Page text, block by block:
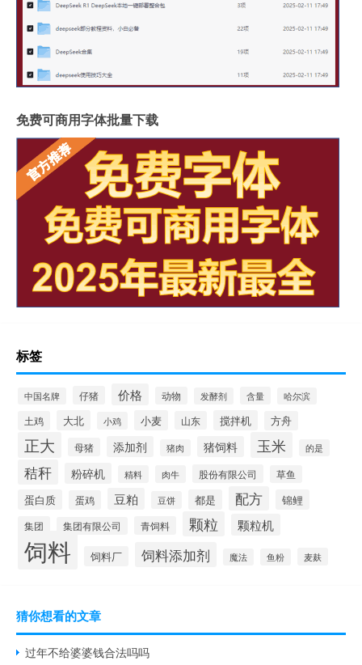
免费可商用字体批量下载
标签
中国名牌 仔猪 价格 动物 发酵剂 含量 哈尔滨
土鸡 大北 小鸡 小麦 山东 搅拌机 方舟
正大 母猪 添加剂 猪肉 猪饲料 玉米 的是
秸秆 粉碎机 精料 肉牛 股份有限公司 草鱼
蛋白质 蛋鸡 豆粕 豆饼 都是 配方 锦鲤
集团 集团有限公司 青饲料 颗粒 颗粒机
饲料 饲料厂 饲料添加剂 魔法 鱼粉 麦麸
猜你想看的文章
过年不给婆婆钱合法吗吗